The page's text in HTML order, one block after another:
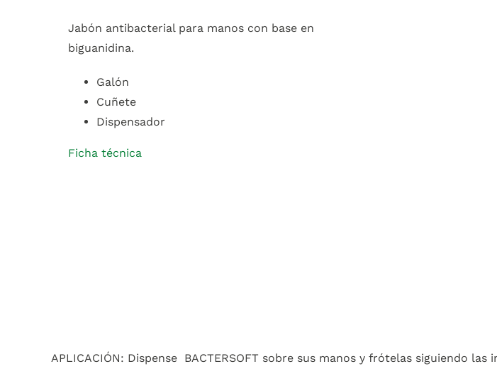
Jabón antibacterial para manos con base en
biguanidina.
Galón
Cuñete
Dispensador
Ficha técnica
APLICACIÓN: Dispense BACTERSOFT sobre sus manos y frótelas siguiendo